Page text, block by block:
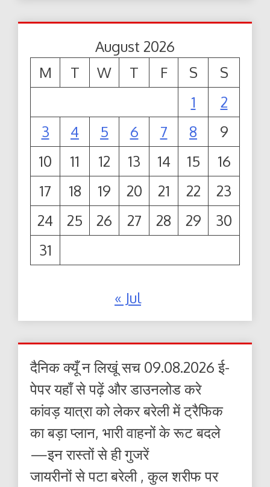
August 2026
M
T W T F S
S
1
2
3
4 5 6 7 8
9
10
11 12 13 14 15
16
17
18 19 20 21 22
23
24
25 26 27 28 29
30
31
« Jul
दैनिक क्यूँ न लिखूं सच 09.08.2026 ई-
पेपर यहाँ से पढ़ें और डाउनलोड करे
कांवड़ यात्रा को लेकर बरेली में ट्रैफिक
का बड़ा प्लान, भारी वाहनों के रूट बदले
—इन रास्तों से ही गुजरें
जायरीनों से पटा बरेली , कुल शरीफ पर